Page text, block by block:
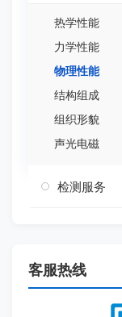
热学性能
力学性能
物理性能
结构组成
组织形貌
声光电磁
检测服务
客服热线